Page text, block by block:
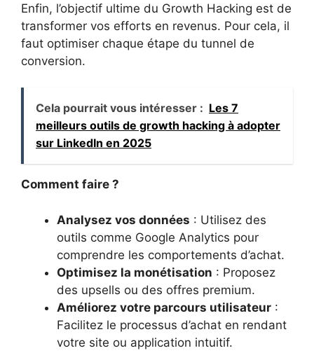
Enfin, l’objectif ultime du Growth Hacking est de
transformer vos efforts en revenus. Pour cela, il
faut optimiser chaque étape du tunnel de
conversion.
Cela pourrait vous intéresser : Les 7
meilleurs outils de growth hacking à adopter
sur LinkedIn en 2025
Comment faire ?
Analysez vos données : Utilisez des
outils comme Google Analytics pour
comprendre les comportements d’achat.
Optimisez la monétisation : Proposez
des upsells ou des offres premium.
Améliorez votre parcours utilisateur :
Facilitez le processus d’achat en rendant
votre site ou application intuitif.